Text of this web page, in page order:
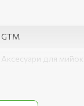
GTM
Аксесуари для
GTM LT505, GTM